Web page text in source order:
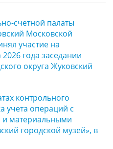
счетной палаты
Московской
участие на
года заседании
округа Жуковский
контрольного
учета операций с
и материальными
городской музей», в